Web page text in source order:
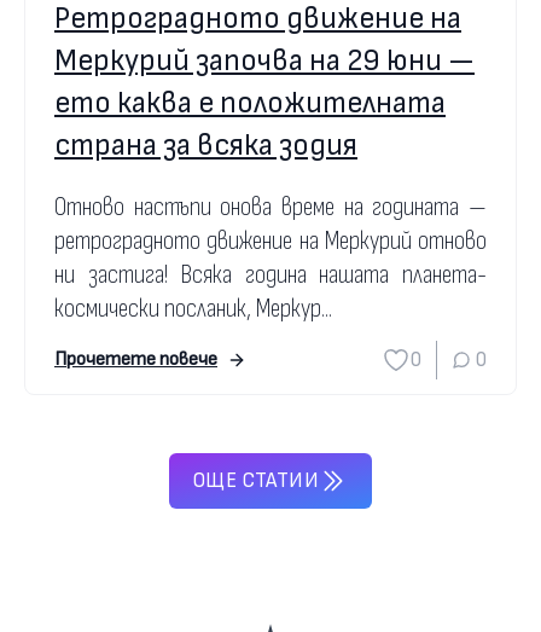
Ретроградното движение на
Меркурий започва на 29 юни —
ето каква е положителната
страна за всяка зодия
Отново настъпи онова време на годината —
ретроградното движение на Меркурий отново
ни застига! Всяка година нашата планета-
космически посланик, Меркур...
Прочетете повече 0 0
ОЩЕ СТАТИИ